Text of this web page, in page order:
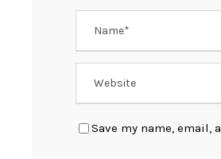
Save my name,